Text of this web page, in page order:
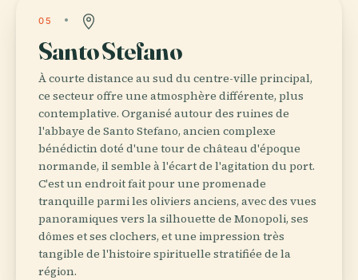
05
Santo Stefano
À courte distance au sud du centre-ville principal,
ce secteur offre une atmosphère différente, plus
contemplative. Organisé autour des ruines de
l'abbaye de Santo Stefano, ancien complexe
bénédictin doté d'une tour de château d'époque
normande, il semble à l'écart de l'agitation du port.
C'est un endroit fait pour une promenade
tranquille parmi les oliviers anciens, avec des vues
panoramiques vers la silhouette de Monopoli, ses
dômes et ses clochers, et une impression très
tangible de l'histoire spirituelle stratifiée de la
région.